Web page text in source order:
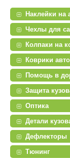
Наклейки на
Чехлы для
Колпаки на
Коврики
Помощь в
Защита
Оптика
Детали
Дефлекторы
Тюнинг